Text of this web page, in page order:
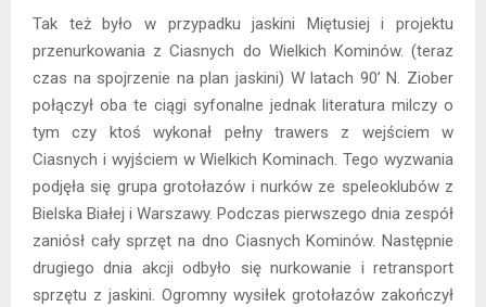
Tak też było w przypadku jaskini Miętusiej i projektu
przenurkowania z Ciasnych do Wielkich Kominów. (teraz
czas na spojrzenie na plan jaskini) W latach 90’ N. Ziober
połączył oba te ciągi syfonalne jednak literatura milczy o
tym czy ktoś wykonał pełny trawers z wejściem w
Ciasnych i wyjściem w Wielkich Kominach. Tego wyzwania
podjęła się grupa grotołazów i nurków ze speleoklubów z
Bielska Białej i Warszawy. Podczas pierwszego dnia zespół
zaniósł cały sprzęt na dno Ciasnych Kominów. Następnie
drugiego dnia akcji odbyło się nurkowanie i retransport
sprzętu z jaskini. Ogromny wysiłek grotołazów zakończył